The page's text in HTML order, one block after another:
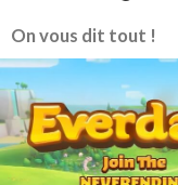
On vous dit tout !